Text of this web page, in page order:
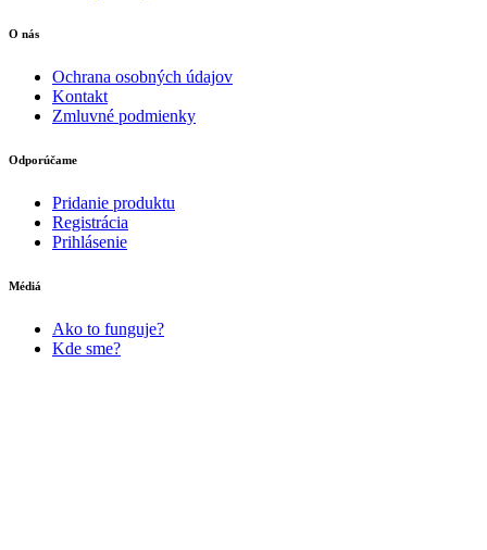
O nás
Ochrana osobných údajov
Kontakt
Zmluvné podmienky
Odporúčame
Pridanie produktu
Registrácia
Prihlásenie
Médiá
Ako to funguje?
Kde sme?